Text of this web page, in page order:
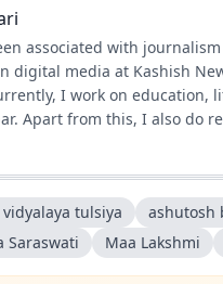
associated with
digital media at Kashish
I work on
Apart from this, I also do
tulsiya
ashutosh
Saraswati
Maa Lakshmi